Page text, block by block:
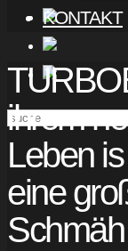
KONTAKT
ihrem
Leben
eine